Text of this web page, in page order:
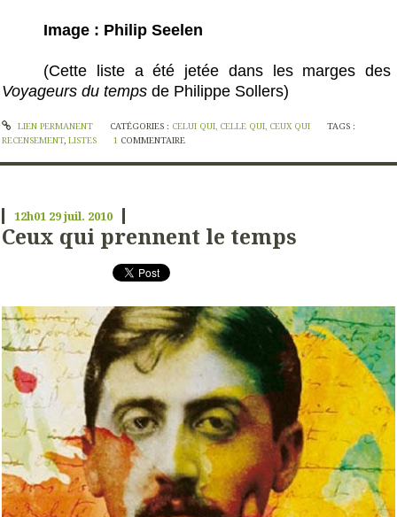
Image : Philip Seelen
(Cette liste a été jetée dans les marges des
Voyageurs du temps de Philippe Sollers)
LIEN PERMANENT CATÉGORIES : CELUI QUI, CELLE QUI, CEUX QUI
TAGS :
RECENSEMENT, LISTES 1 COMMENTAIRE
12h01 29juil. 2010
Ceux qui prennent le temps